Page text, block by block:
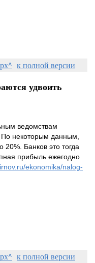
к полной версии
удвоить
ведомствам
По некоторым данным,
20%. Банков это тогда
прибыль ежегодно
ekonomika/nalog-
к полной версии